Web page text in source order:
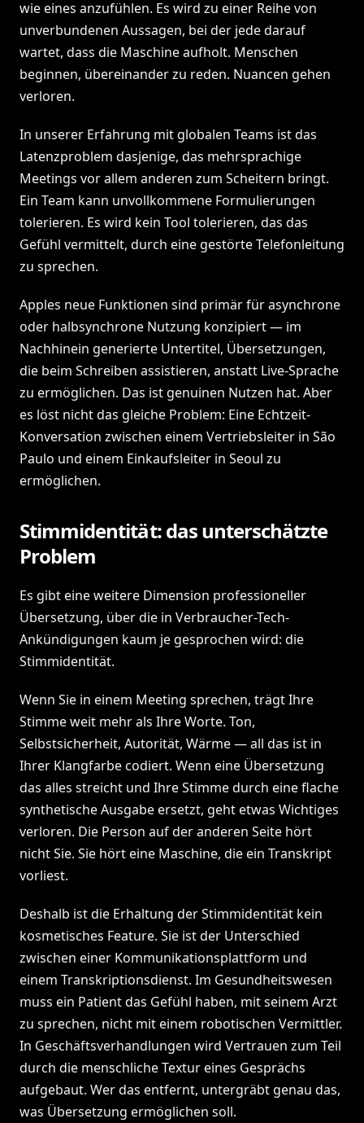
wie eines anzufühlen. Es wird zu einer Reihe von
unverbundenen Aussagen, bei der jede darauf
wartet, dass die Maschine aufholt. Menschen
beginnen, übereinander zu reden. Nuancen gehen
verloren.
In unserer Erfahrung mit globalen Teams ist das
Latenzproblem dasjenige, das mehrsprachige
Meetings vor allem anderen zum Scheitern bringt.
Ein Team kann unvollkommene Formulierungen
tolerieren. Es wird kein Tool tolerieren, das das
Gefühl vermittelt, durch eine gestörte Telefonleitung
zu sprechen.
Apples neue Funktionen sind primär für asynchrone
oder halbsynchrone Nutzung konzipiert — im
Nachhinein generierte Untertitel, Übersetzungen,
die beim Schreiben assistieren, anstatt Live-Sprache
zu ermöglichen. Das ist genuinen Nutzen hat. Aber
es löst nicht das gleiche Problem: Eine Echtzeit-
Konversation zwischen einem Vertriebsleiter in São
Paulo und einem Einkaufsleiter in Seoul zu
ermöglichen.
Stimmidentität: das unterschätzte
Problem
Es gibt eine weitere Dimension professioneller
Übersetzung, über die in Verbraucher-Tech-
Ankündigungen kaum je gesprochen wird: die
Stimmidentität.
Wenn Sie in einem Meeting sprechen, trägt Ihre
Stimme weit mehr als Ihre Worte. Ton,
Selbstsicherheit, Autorität, Wärme — all das ist in
Ihrer Klangfarbe codiert. Wenn eine Übersetzung
das alles streicht und Ihre Stimme durch eine flache
synthetische Ausgabe ersetzt, geht etwas Wichtiges
verloren. Die Person auf der anderen Seite hört
nicht Sie. Sie hört eine Maschine, die ein Transkript
vorliest.
Deshalb ist die Erhaltung der Stimmidentität kein
kosmetisches Feature. Sie ist der Unterschied
zwischen einer Kommunikationsplattform und
einem Transkriptionsdienst. Im Gesundheitswesen
muss ein Patient das Gefühl haben, mit seinem Arzt
zu sprechen, nicht mit einem robotischen Vermittler.
In Geschäftsverhandlungen wird Vertrauen zum Teil
durch die menschliche Textur eines Gesprächs
aufgebaut. Wer das entfernt, untergräbt genau das,
was Übersetzung ermöglichen soll.